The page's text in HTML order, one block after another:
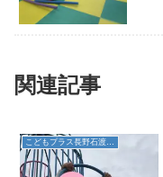
関連記事
こどもプラス長野石渡教室